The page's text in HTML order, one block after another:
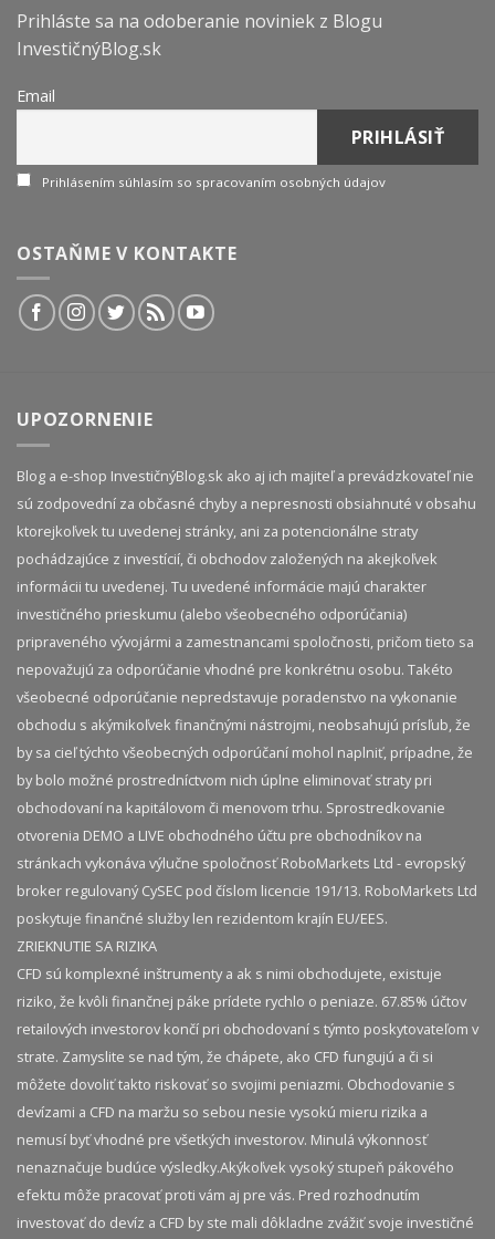
Prihláste sa na odoberanie noviniek z Blogu
InvestičnýBlog.sk
Email
Prihlásením súhlasím so spracovaním osobných údajov
OSTAŇME V KONTAKTE
UPOZORNENIE
Blog a e-shop InvestičnýBlog.sk ako aj ich majiteľ a prevádzkovateľ nie
sú zodpovední za občasné chyby a nepresnosti obsiahnuté v obsahu
ktorejkoľvek tu uvedenej stránky, ani za potencionálne straty
pochádzajúce z investícií, či obchodov založených na akejkoľvek
informácii tu uvedenej. Tu uvedené informácie majú charakter
investičného prieskumu (alebo všeobecného odporúčania)
pripraveného vývojármi a zamestnancami spoločnosti, pričom tieto sa
nepovažujú za odporúčanie vhodné pre konkrétnu osobu. Takéto
všeobecné odporúčanie nepredstavuje poradenstvo na vykonanie
obchodu s akýmikoľvek finančnými nástrojmi, neobsahujú prísľub, že
by sa cieľ týchto všeobecných odporúčaní mohol naplniť, prípadne, že
by bolo možné prostredníctvom nich úplne eliminovať straty pri
obchodovaní na kapitálovom či menovom trhu. Sprostredkovanie
otvorenia DEMO a LIVE obchodného účtu pre obchodníkov na
stránkach vykonáva výlučne spoločnosť RoboMarkets Ltd - evropský
broker regulovaný CySEC pod číslom licencie 191/13. RoboMarkets Ltd
poskytuje finančné služby len rezidentom krajín EU/EES.
ZRIEKNUTIE SA RIZIKA
CFD sú komplexné inštrumenty a ak s nimi obchodujete, existuje
riziko, že kvôli finančnej páke prídete rychlo o peniaze. 67.85% účtov
retailových investorov končí pri obchodovaní s týmto poskytovateľom v
strate. Zamyslite se nad tým, že chápete, ako CFD fungujú a či si
môžete dovoliť takto riskovať so svojimi peniazmi. Obchodovanie s
devízami a CFD na maržu so sebou nesie vysokú mieru rizika a
nemusí byť vhodné pre všetkých investorov. Minulá výkonnosť
nenaznačuje budúce výsledky.​ Akýkoľvek vysoký stupeň pákového
efektu môže pracovať proti vám aj pre vás. Pred rozhodnutím
investovať do devíz a CFD by ste mali dôkladne zvážiť svoje investičné